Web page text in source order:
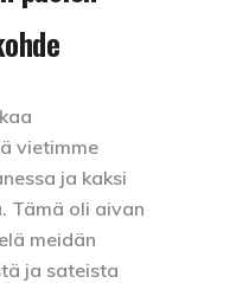
vietimme
ja kaksi
Tämä oli aivan
meidän
ja sateista